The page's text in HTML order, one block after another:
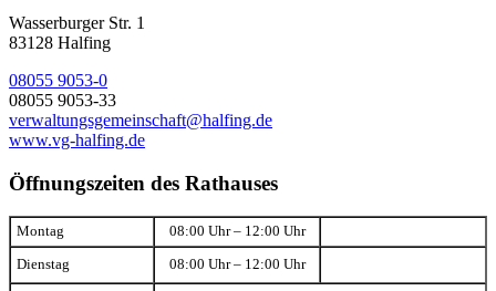
Wasserburger Str. 1
83128 Halfing
08055 9053-0
08055 9053-33
verwaltungsgemeinschaft@halfing.de
www.vg-halfing.de
Öffnungszeiten des Rathauses
Montag 08:00 Uhr – 12:00 Uhr
Dienstag 08:00 Uhr – 12:00 Uhr